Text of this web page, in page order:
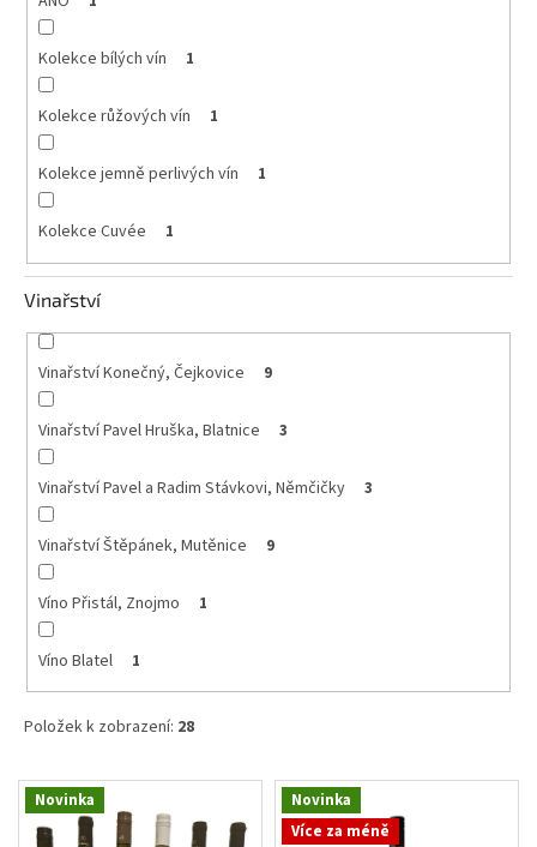
Kolekce bílých vín 1
Kolekce růžových vín 1
Kolekce jemně perlivých vín 1
Kolekce Cuvée 1
Vinařství
Vinařství Konečný, Čejkovice 9
Vinařství Pavel Hruška, Blatnice 3
Vinařství Pavel a Radim Stávkovi, Němčičky 3
Vinařství Štěpánek, Mutěnice 9
Víno Přistál, Znojmo 1
Víno Blatel 1
Položek k zobrazení: 28
V Novinka
Novinka
Více za méně